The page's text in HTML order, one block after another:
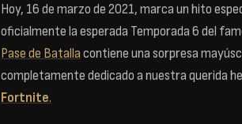
Hoy, 16 de marzo de 2021, marca un hito
oficialmente la esperada Temporada 6 del
Pase de Batalla contiene una sorpresa
completamente dedicado a nuestra querida
Fortnite.